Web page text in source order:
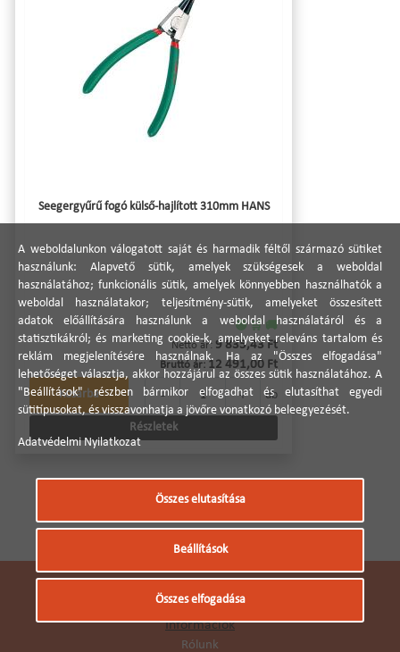
Seegergyűrű fogó külső-hajlított 310mm HANS
🟢 🛒 🚚
Nettó ár: 9 835,43 Ft
Bruttó ár: 12 491,00 Ft
- + db
Kosárba
Részletek
Információk
Rólunk
A weboldalunkon válogatott saját és harmadik féltől származó sütiket
használunk: Alapvető sütik, amelyek szükségesek a weboldal
használatához; funkcionális sütik, amelyek könnyebben használhatók a
weboldal használatakor; teljesítmény-sütik, amelyeket összesített
adatok előállítására használunk a weboldal használatáról és a
statisztikákról; és marketing cookie-k, amelyeket releváns tartalom és
reklám megjelenítésére használnak. Ha az "Összes elfogadása"
lehetőséget választja, akkor hozzájárul az összes sütik használatához. A
"Beállítások" részben bármikor elfogadhat és elutasíthat egyedi
sütitípusokat, és visszavonhatja a jövőre vonatkozó beleegyezését.
Adatvédelmi Nyilatkozat
Összes elutasítása
Beállítások
Összes elfogadása